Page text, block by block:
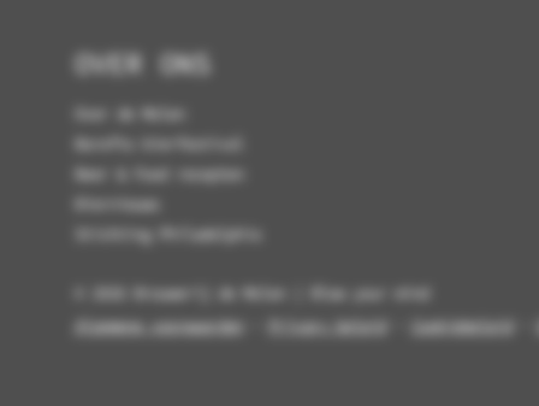
OVER ONS
Over de Molen
Borefts bierfestival
Beer & Food recepten
Biernieuws
Stichting Philadelphia
© 2026 Brouwerij de Molen | Blow your mind
Algemene voorwaarden
Privacy beleid Cookiebeleid